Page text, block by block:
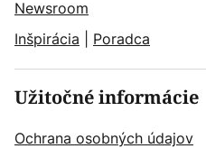
Newsroom
Inšpirácia
Poradca
Užitočné informácie
Ochrana osobných údajov